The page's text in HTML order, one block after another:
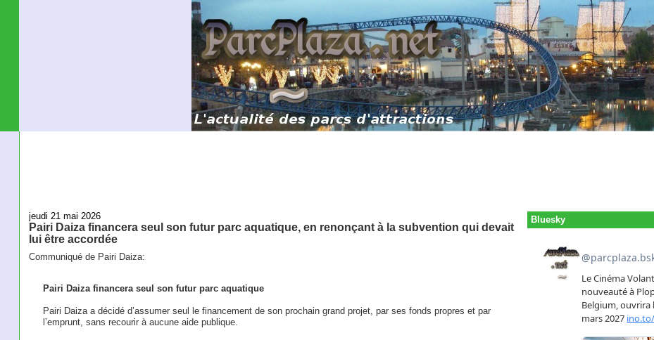
jeudi 21 mai 2026
Pairi Daiza financera seul son futur parc aquatique, en renonçant à la subvention qui devait
lui être accordée
Communiqué de Pairi Daiza:
Pairi Daiza financera seul son futur parc aquatique
Pairi Daiza a décidé d’assumer seul le financement de son prochain grand projet, par ses fonds propres et par
l’emprunt, sans recourir à aucune aide publique.
Bluesky